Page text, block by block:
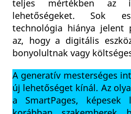
teljes mértékben az
lehetőségeket. Sok
technológia hiánya jelent
az, hogy a digitális
bonyolultnak vagy
A generatív mesterséges
új lehetőséget kínál. Az
a SmartPages, képesek